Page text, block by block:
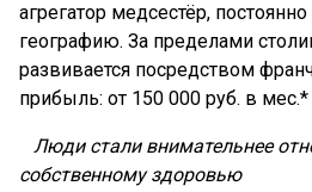
агрегатор медсестёр,
географию. За пределами
развивается посредством
прибыль: от 150 000 руб. в мес.*
Люди стали внимательнее
собственному здоровью